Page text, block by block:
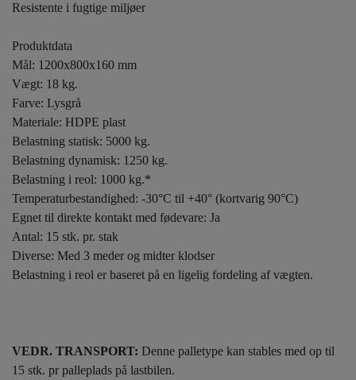
Resistente i fugtige miljøer
Produktdata
Mål: 1200x800x160 mm
Vægt: 18 kg.
Farve: Lysgrå
Materiale: HDPE plast
Belastning statisk: 5000 kg.
Belastning dynamisk: 1250 kg.
Belastning i reol: 1000 kg.*
Temperaturbestandighed: -30°C til +40° (kortvarig 90°C)
Egnet til direkte kontakt med fødevare: Ja
Antal: 15 stk. pr. stak
Diverse: Med 3 meder og midter klodser
Belastning i reol er baseret på en ligelig fordeling af vægten.
VEDR. TRANSPORT: Denne palletype kan stables med op til
15 stk. pr palleplads på lastbilen.